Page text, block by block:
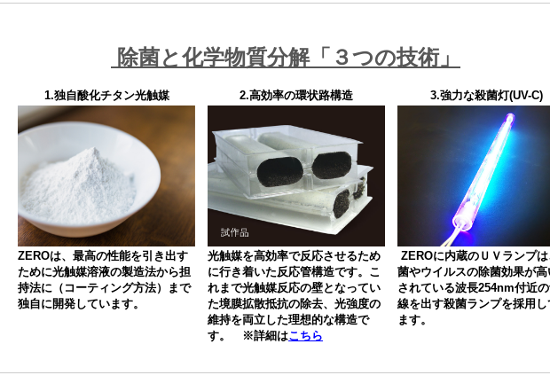
除菌と化学物質分解「３つの技術」
1.独自酸化チタン光触媒 2.高効率の環状路構造 3.強力な殺菌灯(UV-C)
ZEROは、最高の性能を引き出す
ために光触媒溶液の製造法から担
持法に（コーティング方法）まで
独自に開発しています。
光触媒を高効率で反応させるため
に行き着いた反応管構造です。こ
れまで光触媒反応の壁となってい
た境膜拡散抵抗の除去、光強度の
維持を両立した理想的な構造で
す。 ※詳細はこちら
ZEROに内蔵のＵＶランプ
菌やウイルスの除菌効果が高
されている波長254nm付近
線を出す殺菌ランプを採用し
ます。